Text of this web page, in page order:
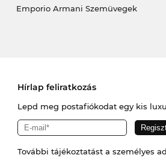
Emporio Armani Szemüvegek
Hírlap feliratkozás
Lepd meg postafiókodat egy kis
További tájékoztatást a személyes